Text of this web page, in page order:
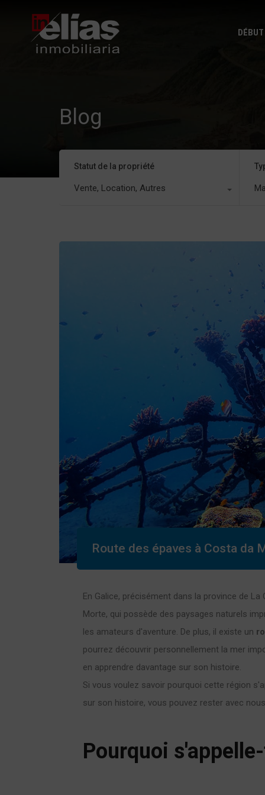
DÉBUT
Blog
Statut de la propriété
Vente, Location, Autres
Route des épaves à Costa da
En Galice, précisément dans la province de
Morte, qui possède des paysages naturels
les amateurs d'aventure. De plus, il existe un
pourrez découvrir personnellement la mer
en apprendre davantage sur son histoire.
Si vous voulez savoir pourquoi cette région
sur son histoire, vous pouvez rester avec
Pourquoi